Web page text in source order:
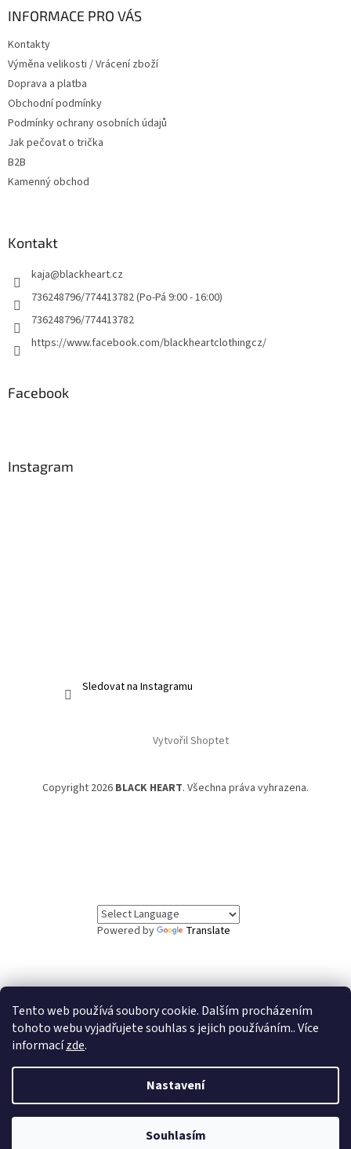
Tento web používá soubory cookie. Dalším procházením
tohoto webu vyjadřujete souhlas s jejich používáním.. Více
informacízde.
Nastavení
Souhlasím
INFORMACE PRO VÁS
Kontakty
Výměna velikosti / Vrácení zboží
Doprava a platba
Obchodní podmínky
Podmínky ochrany osobních údajů
Jak pečovat o trička
B2B
Kamenný obchod
Kontakt
kaja@blackheart.cz
736248796/774413782 (Po-Pá 9:00 - 16:00)
736248796/774413782
https://www.facebook.com/blackheartclothingcz/
Facebook
Instagram
Sledovat na Instagramu
Vytvořil Shoptet
Copyright 2026 BLACK HEART. Všechna práva vyhrazena.
Powered by Translate
// Informační lišta
Vážení zákazníci, ve dnech 5.8. až 7.8. čerpáme
dovolenou. Objednávky v tomto období budou vyřízeny
po našem návratu. Děkujeme za pochopení.